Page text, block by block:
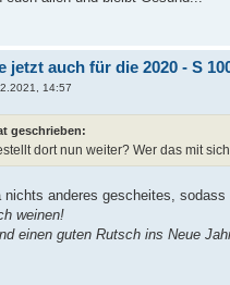
jetzt auch für die 2020 - S
14:57
geschrieben:
dort nun weiter? Wer das mit
anderes gescheites,
weinen!
einen guten Rutsch ins Neue